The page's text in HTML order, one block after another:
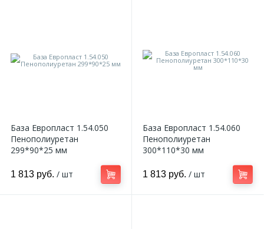
База Европласт 1.54.050
Пенополиуретан
299*90*25 мм
1 813 руб. / шт
База Европласт 1.54.060
Пенополиуретан
300*110*30 мм
1 813 руб. / шт